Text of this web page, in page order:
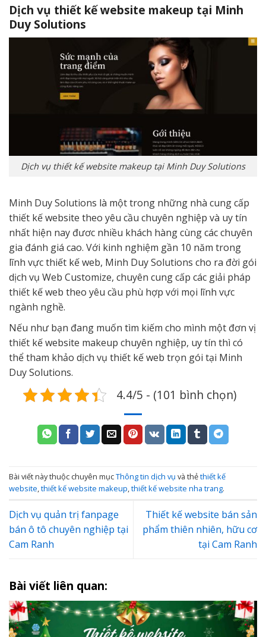
Dịch vụ thiết kế website makeup tại Minh
Duy Solutions
Dịch vụ thiết kế website makeup tại Minh Duy Solutions
Minh Duy Solutions là một trong những nhà cung cấp
thiết kế website theo yêu cầu chuyên nghiệp và uy tín
nhất hiện nay đươc nhiều khách hàng cùng các chuyên
gia đánh giá cao. Với kinh nghiệm gần 10 năm trong
lĩnh vực thiết kế web, Minh Duy Solutions cho ra đời gói
dịch vụ Web Customize, chuyên cung cấp các giải pháp
thiết kế web theo yêu cầu phù hợp với mọi lĩnh vực
ngành nghề.
Nếu như bạn đang muốn tìm kiếm cho mình một đơn vị
thiết kế website makeup chuyên nghiệp, uy tín thì có
thể tham khảo dịch vụ thiết kế web trọn gói tại Minh
Duy Solutions.
4.4/5 - (101 bình chọn)
Bài viết này thuộc chuyên mụcThông tin dịch vụ và thẻthiết kế
website,thiết kế website makeup,thiết kế website nha trang.
Dịch vụ quản trị fanpage
bán ô tô chuyên nghiệp tại
Cam Ranh
Thiết kế website bán sản
phẩm thiên nhiên, hữu cơ
tại Cam Ranh
Bài viết liên quan: